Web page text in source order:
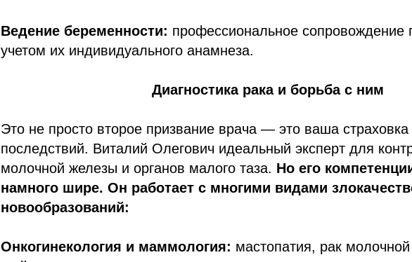
Ведение беременности: профессиональное сопровождение
учетом их индивидуального анамнеза.
Диагностика рака и борьба с ним
Это не просто второе призвание врача — это ваша
последствий. Виталий Олегович идеальный эксперт для
молочной железы и органов малого таза. Но его
намного шире. Он работает с многими видами
новообразований:
Онкогинекология и маммология: мастопатия, рак